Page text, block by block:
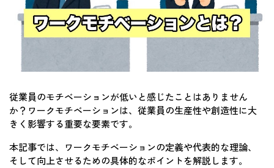
従業員のモチベーションが低いと感じたことはありません
か？ワークモチベーションは、従業員の生産性や創造性に大
きく影響する重要な要素です。
本記事では、ワークモチベーションの定義や代表的な理論、
そして向上させるための具体的なポイントを解説します。